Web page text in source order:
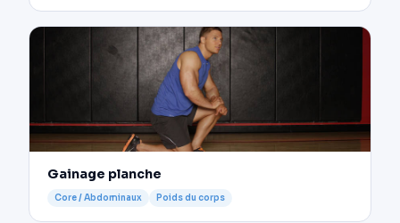
Gainage planche
Core / Abdominaux Poids du corps